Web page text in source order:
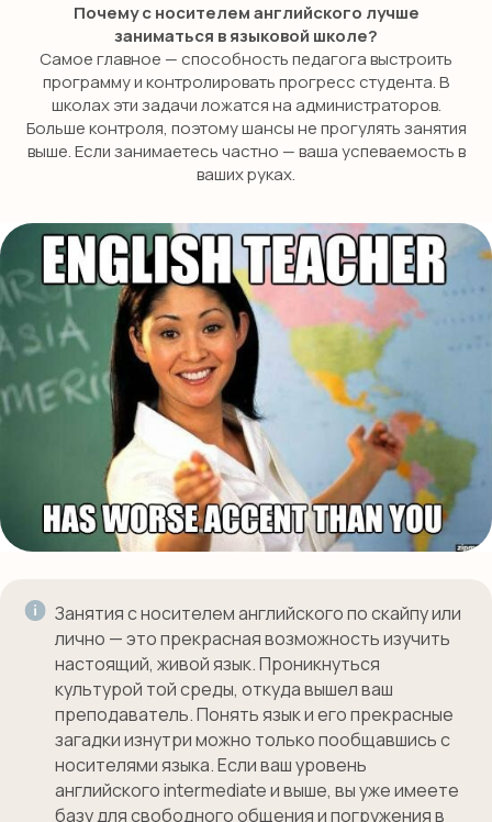
Почему с носителем английского лучше
заниматься в языковой школе?
Самое главное — способность педагога выстроить
программу и контролировать прогресс студента. В
школах эти задачи ложатся на администраторов.
Больше контроля, поэтому шансы не прогулять занятия
выше. Если занимаетесь частно — ваша успеваемость в
ваших руках.
Занятия с носителем английского по скайпу или
лично — это прекрасная возможность изучить
настоящий, живой язык. Проникнуться
культурой той среды, откуда вышел ваш
преподаватель. Понять язык и его прекрасные
загадки изнутри можно только пообщавшись с
носителями языка. Если ваш уровень
английского intermediate и выше, вы уже имеете
базу для свободного общения и погружения в
НАВИГАЦИЯ
Международные экзамены
Взрослым
Бизнес английский
Английский для школьников
International Baccalaureate (IB)
Английский онлайн
Предметы на английском
Подготовка в международные
школы
Английская гувернантка
Дом работницы
Няни из филиппин
ПОПУЛЯРНЫЕ УСЛУГИ
ПОЛУЧИТЬ КОНСУЛЬТАЦИЮ
Подготовка в гимназию
ИМ Примакова
GCSE exam
A-level exam